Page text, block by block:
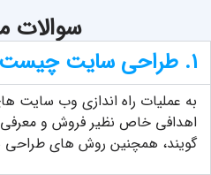
سوالات
۱. طراحی سایت چیست؟!
به عملیات راه اندازی وب سایت
اهدافی خاص نظیر فروش و
گویند، همچنین روش های طراحی